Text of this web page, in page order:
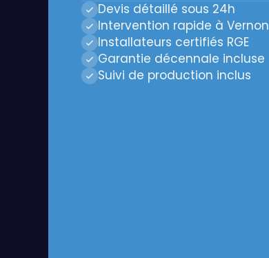
Devis détaillé sous 24h
Intervention rapide à Vernon
Installateurs certifiés RGE
Garantie décennale incluse
Suivi de production inclus